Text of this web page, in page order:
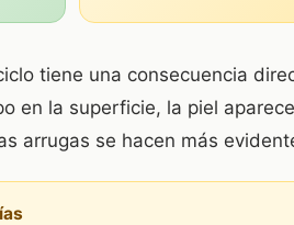
tiene una consecuencia
en la superficie, la piel
arrugas se hacen más